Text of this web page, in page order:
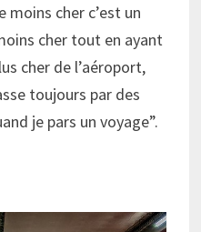
moins cher c’est un
cher tout en ayant
cher de l’aéroport,
toujours par des
je pars un voyage”.